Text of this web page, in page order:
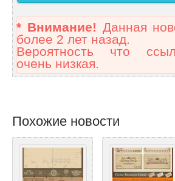
* Внимание! Данная
более 2 лет назад.
Вероятность что
очень низкая.
Похожие новости